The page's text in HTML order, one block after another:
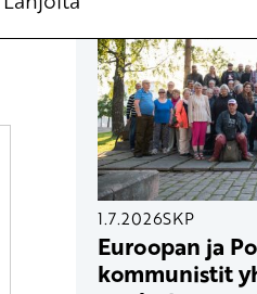
1.7.2026SKP
Euroopan ja
kommunistit